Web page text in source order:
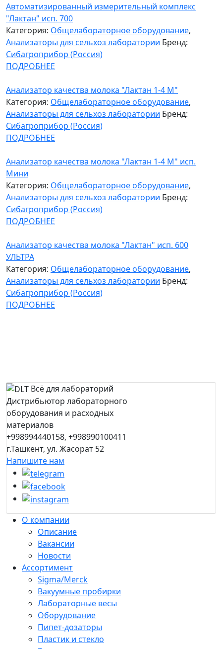
Автоматизированный измерительный комплекс
"Лактан" исп. 700
Категория: Общелабораторное оборудование,
Анализаторы для сельхоз лаборатории Бренд:
Сибагроприбор (Россия)
ПОДРОБНЕЕ
Анализатор качества молока "Лактан 1-4 М"
Категория: Общелабораторное оборудование,
Анализаторы для сельхоз лаборатории Бренд:
Сибагроприбор (Россия)
ПОДРОБНЕЕ
Анализатор качества молока "Лактан 1-4 М" исп.
Мини
Категория: Общелабораторное оборудование,
Анализаторы для сельхоз лаборатории Бренд:
Сибагроприбор (Россия)
ПОДРОБНЕЕ
Анализатор качества молока "Лактан" исп. 600
УЛЬТРА
Категория: Общелабораторное оборудование,
Анализаторы для сельхоз лаборатории Бренд:
Сибагроприбор (Россия)
ПОДРОБНЕЕ
Всё для лабораторий
Дистрибьютор лабораторного
оборудования и расходных
материалов
+998994440158, +998990100411
г.Ташкент, ул. Жасорат 52
Напишите нам
О компании
Описание
Вакансии
Новости
Ассортимент
Sigma/Merck
Вакуумные пробирки
Лабораторные весы
Оборудование
Пипет-дозаторы
Пластик и стекло